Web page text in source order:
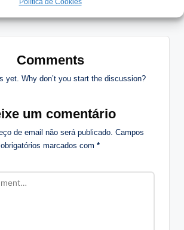
Comments
yet. Why don’t you start the discussion?
um comentário
de email não será publicado. Campos
obrigatórios marcados com *